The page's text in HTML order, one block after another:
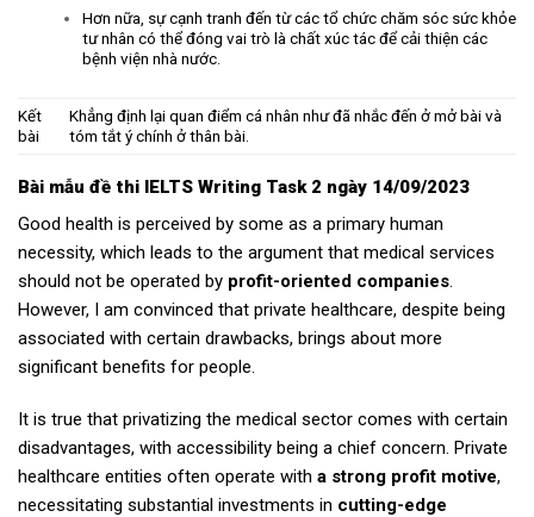
Hơn nữa, sự cạnh tranh đến từ các tổ chức chăm sóc sức khỏe
tư nhân có thể đóng vai trò là chất xúc tác để cải thiện các
bệnh viện nhà nước.
Kết
bài
Khẳng định lại quan điểm cá nhân như đã nhắc đến ở mở bài và
tóm tắt ý chính ở thân bài.
Bài mẫu đề thi IELTS Writing Task 2 ngày 14/09/2023
Good health is perceived by some as a primary human
necessity, which leads to the argument that medical services
should not be operated by profit-oriented companies.
However, I am convinced that private healthcare, despite being
associated with certain drawbacks, brings about more
significant benefits for people.
It is true that privatizing the medical sector comes with certain
disadvantages, with accessibility being a chief concern. Private
healthcare entities often operate with a strong profit motive,
necessitating substantial investments in cutting-edge